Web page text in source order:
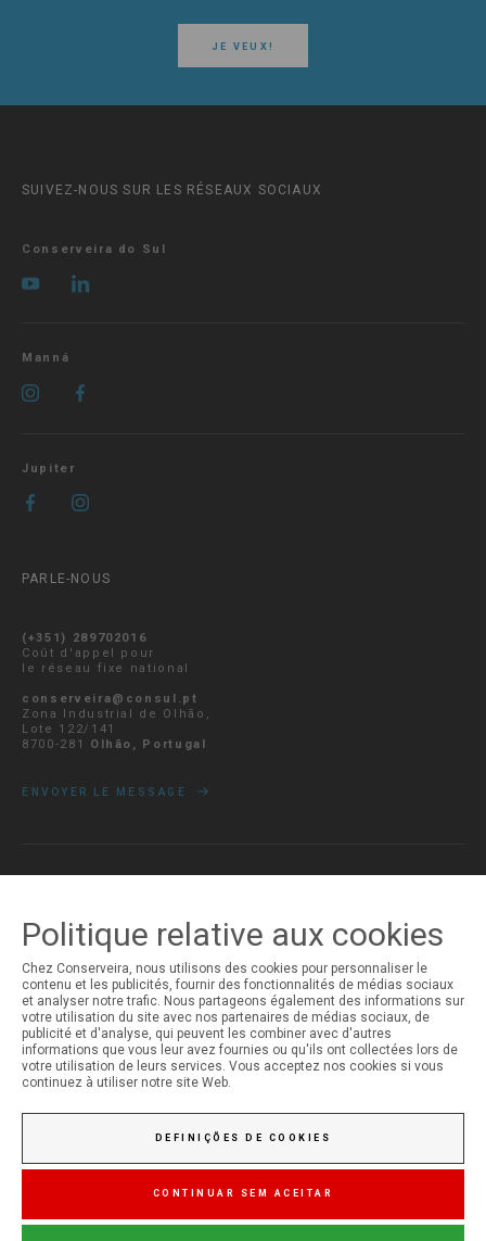
JE VEUX!
SUIVEZ-NOUS SUR LES RÉSEAUX SOCIAUX
Conserveira do Sul
Manná
Jupiter
PARLE-NOUS
(+351) 289702016
Coût d'appel pour
le réseau fixe national
conserveira@consul.pt
Zona Industrial de Olhão,
Lote 122/141
8700-281 Olhão, Portugal
ENVOYER LE MESSAGE
Ouverture de Session
Inscription
Politique relative aux cookies
Chez Conserveira, nous utilisons des cookies pour personnaliser le
contenu et les publicités, fournir des fonctionnalités de médias sociaux
et analyser notre trafic. Nous partageons également des informations sur
votre utilisation du site avec nos partenaires de médias sociaux, de
publicité et d'analyse, qui peuvent les combiner avec d'autres
informations que vous leur avez fournies ou qu'ils ont collectées lors de
votre utilisation de leurs services. Vous acceptez nos cookies si vous
continuez à utiliser notre site Web.
DEFINIÇÕES DE COOKIES
CONTINUAR SEM ACEITAR